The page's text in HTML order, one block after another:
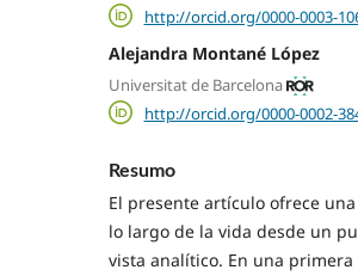
http://orcid.org/0000-0003-
Alejandra Montané López
Universitat de Barcelona
http://orcid.org/0000-0002-
Resumo
El presente artículo ofrece
lo largo de la vida desde un
vista analítico. En una